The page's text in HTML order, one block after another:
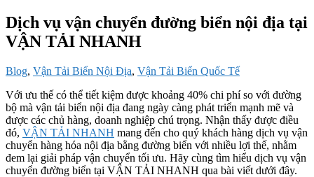
Dịch vụ vận chuyển đường biển nội địa tại
VẬN TẢI NHANH
Blog, Vận Tải Biển Nội Địa, Vận Tải Biển Quốc Tế
Với ưu thế có thể tiết kiệm được khoảng 40% chi phí so với đường
bộ mà vận tải biển nội địa đang ngày càng phát triển mạnh mẽ và
được các chủ hàng, doanh nghiệp chú trọng. Nhận thấy được điều
đó, VẬN TẢI NHANH mang đến cho quý khách hàng dịch vụ vận
chuyển hàng hóa nội địa bằng đường biển với nhiều lợi thế, nhằm
đem lại giải pháp vận chuyển tối ưu. Hãy cùng tìm hiểu dịch vụ vận
chuyển đường biển tại VẬN TẢI NHANH qua bài viết dưới đây.